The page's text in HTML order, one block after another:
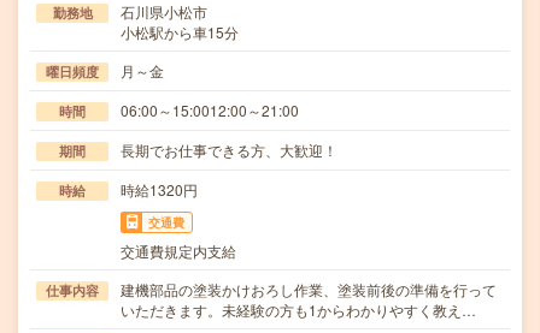
勤務地
石川県小松市
小松駅から車15分
曜日頻度 月～金
時間 06:00～15:0012:00～21:00
期間 長期でお仕事できる方、大歓迎！
時給 時給1320円
交通費
交通費規定内支給
仕事内容
建機部品の塗装かけおろし作業、塗装前後の準備を行って
いただきます。未経験の方も1からわかりやすく教え…